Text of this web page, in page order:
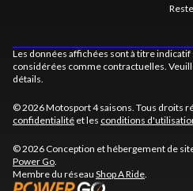
Les données affichées sont à titre
considérées comme contractuelles.
détails.
© 2026 Motosport 4 saisons. Tous droits
confidentialité et les conditions
© 2026 Conception et hébergement de
Power Go.
Membre du réseau Shop A Ride.